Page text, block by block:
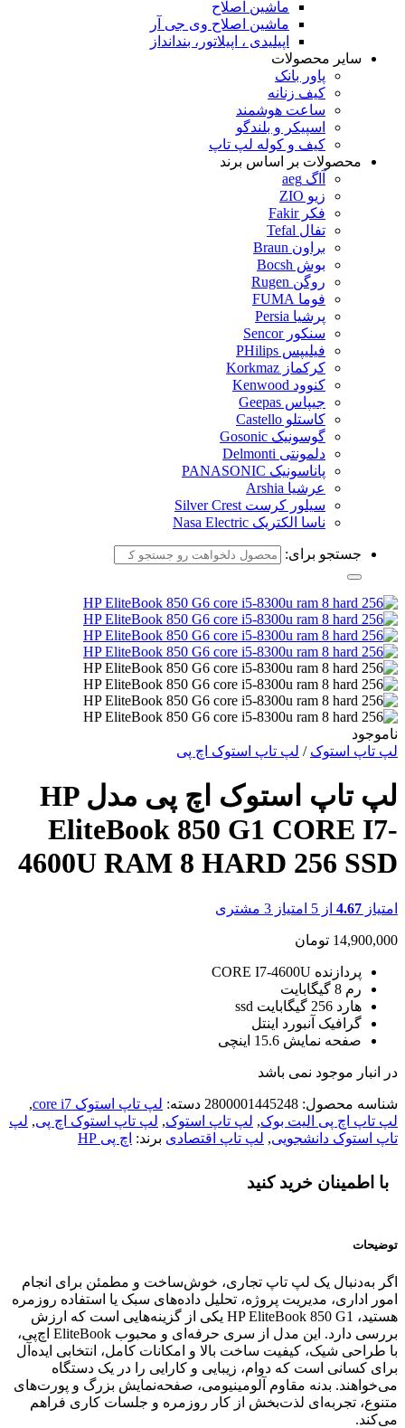
ماشین اصلاح
ماشین اصلاح وی جی آر
اپیلیدی ، اپیلاتور، بندانداز
سایر محصولات
پاور بانک
کیف زنانه
ساعت هوشمند
اسپیکر و بلندگو
کیف و کوله لپ تاپ
محصولات بر اساس برند
آاگ aeg
زیو ZIO
فکر Fakir
تفال Tefal
براون Braun
بوش Bocsh
روگن Rugen
فوما FUMA
پرشیا Persia
سنکور Sencor
فیلیپس PHilips
کرکماز Korkmaz
کنوود Kenwood
جیپاس Geepas
کاستلو Castello
گوسونیک Gosonic
دلمونتی Delmonti
پاناسونیک PANASONIC
عرشیا Arshia
سیلور کرست Silver Crest
ناسا الکتریک Nasa Electric
جستجو برای:
ناموجود
لپ تاپ استوک / لپ تاپ استوک اچ پی
لپ تاپ استوک اچ پی مدل HP
EliteBook 850 G1 CORE I7-
4600U RAM 8 HARD 256 SSD
امتیاز 4.67 از 5 امتیاز 3 مشتری
14,900,000 تومان
پردازنده CORE I7-4600U
رم 8 گیگابایت
هارد 256 گیگابایت ssd
گرافیک آنبورد اینتل
صفحه نمایش 15.6 اینچی
در انبار موجود نمی باشد
شناسه محصول: 2800001445248 دسته: لپ تاپ استوک core i7
,
لپ تاپ اچ پی الیت بوک, لپ تاپ استوک, لپ تاپ استوک اچ پی, لپ
تاپ استوک دانشجویی, لپ تاپ اقتصادی برند: اچ پی HP
با اطمینان خرید کنید
توضیحات
اگر به‌دنبال یک لپ تاپ تجاری، خوش‌ساخت و مطمئن برای انجام
امور اداری، مدیریت پروژه، تحلیل داده‌های سبک یا استفاده روزمره
هستید، HP EliteBook 850 G1 یکی از گزینه‌هایی است که ارزش
بررسی دارد. این مدل از سری حرفه‌ای و محبوب EliteBook اچ‌پی،
با طراحی شیک، کیفیت ساخت بالا و امکانات کامل، انتخابی ایده‌آل
برای کسانی است که دوام، زیبایی و کارایی را در یک دستگاه
می‌خواهند. بدنه مقاوم آلومینیومی، صفحه‌نمایش بزرگ و پورت‌های
متنوع، تجربه‌ای لذت‌بخش از کار روزمره و جلسات کاری فراهم
می‌کند.